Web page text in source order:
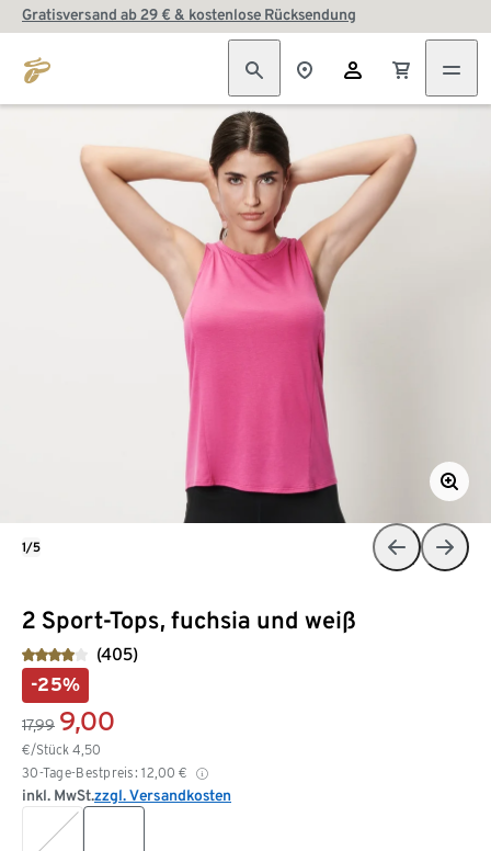
Gratisversand ab 29 € & kostenlose Rücksendung
2 Sport-Tops, fuchsia und weiß
(405)
-25%
17,99 9,00
€/Stück 4,50
30-Tage-Bestpreis: 12,00 €
inkl. MwSt.zzgl. Versandkosten
1/5